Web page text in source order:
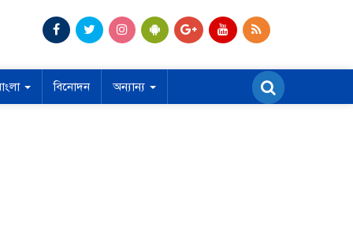
বিনোদন অন্যান্য